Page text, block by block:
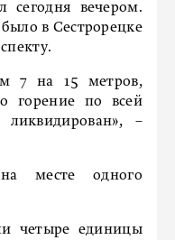
сегодня вечером.
в Сестрорецке
7 на 15 метров,
горение по всей
–
месте одного
четыре единицы